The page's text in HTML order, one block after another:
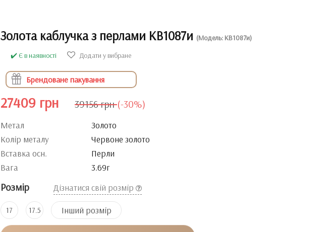
Золота каблучка з перлами КВ1087и (Модель: КВ1087и)
✔️ Є в наявності
Додати у вибране
Брендоване пакування
27409 грн 39156 грн (-30%)
Метал
Золото
Колір металу
Червоне золото
Вставка осн.
Перли
Вага
3.69г
Розмір Дізнатися свій розмір
17 17.5 Інший розмір